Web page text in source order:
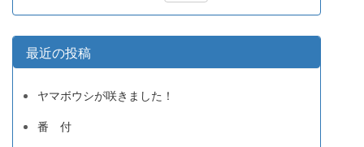
最近の投稿
ヤマボウシが咲きました！
番 付